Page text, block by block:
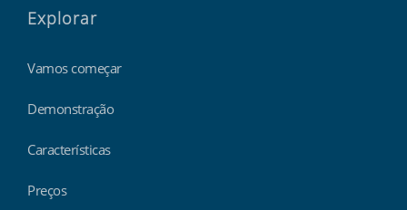
Explorar
Vamos começar
Demonstração
Características
Preços